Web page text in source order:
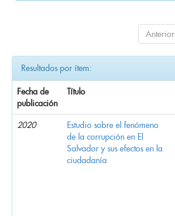
Anterior
Resultados por ítem:
Fecha de
publicación
Título
2020
Estudio sobre el fenómeno
de la corrupción en El
Salvador y sus efectos en la
ciudadanía